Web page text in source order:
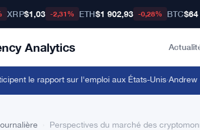
XRP$1,03 -2,31% ETH$1 902,93 -0,28% BTC$64
Analytics
le rapport sur l'emploi aux États-Unis·Andrew
Perspectives du marché des